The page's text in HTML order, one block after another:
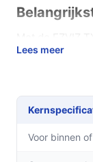
uw beveiliging
heeft u
waardoor
Slimme
Lees meer
Voor binnen